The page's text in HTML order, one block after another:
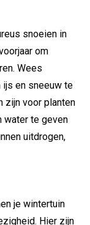
snoeien in
om
Wees
en sneeuw te
zijn voor planten
water te geven
uitdrogen,
je wintertuin
Hier zijn